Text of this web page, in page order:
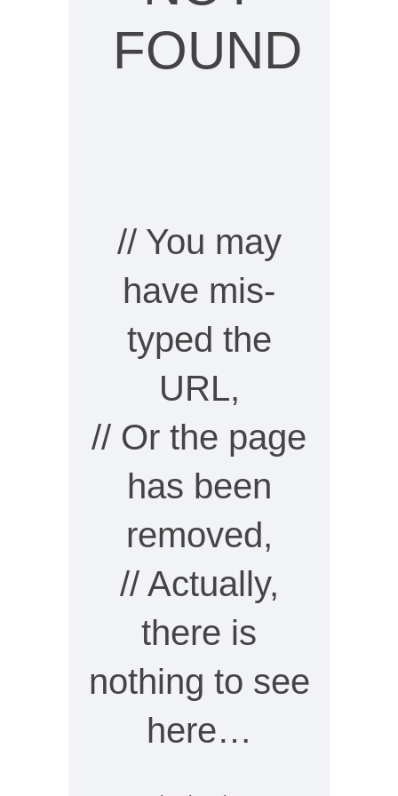
FOUND
// You may
have mis-
typed the
URL,
// Or the page
has been
removed,
// Actually,
there is
nothing to see
here…